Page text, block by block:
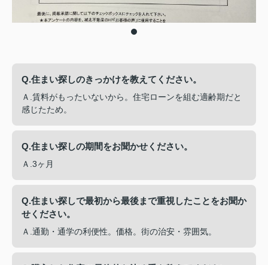
Q.住まい探しのきっかけを教えてください。
Ａ.賃料がもったいないから。住宅ローンを組む適齢期だと
感じたため。
Q.住まい探しの期間をお聞かせください。
Ａ.3ヶ月
Q.住まい探しで最初から最後まで重視したことをお聞か
せください。
Ａ.通勤・通学の利便性。価格。街の治安・雰囲気。